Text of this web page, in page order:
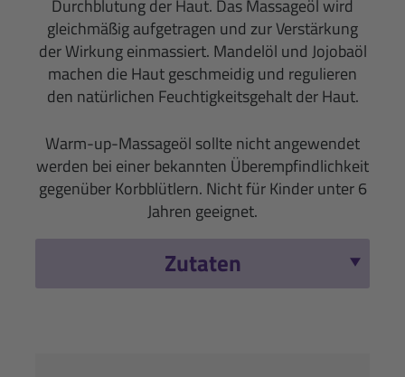
Durchblutung der Haut. Das Massageöl wird
gleichmäßig aufgetragen und zur Verstärkung
der Wirkung einmassiert. Mandelöl und Jojobaöl
machen die Haut geschmeidig und regulieren
den natürlichen Feuchtigkeitsgehalt der Haut.
Warm-up-Massageöl sollte nicht angewendet
werden bei einer bekannten Überempfindlichkeit
gegenüber Korbblütlern. Nicht für Kinder unter 6
Jahren geeignet.
Zutaten